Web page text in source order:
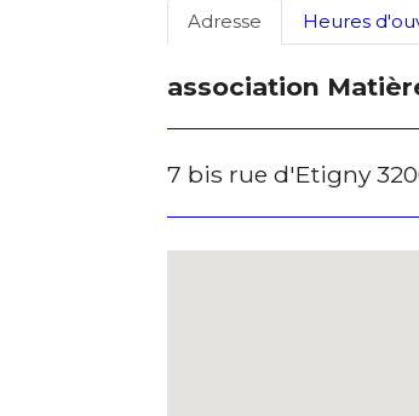
Adresse Heures
association
7 bis rue d'Etigny